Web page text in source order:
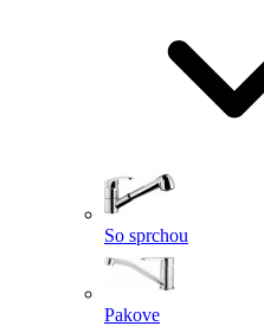
So sprchou
Pakove